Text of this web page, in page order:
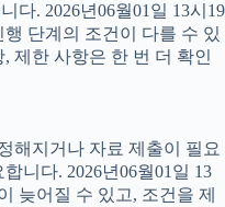
다. 2026년06월01일 13시19
단계의 조건이 다를 수 있
제한 사항은 한 번 더 확인
해지거나 자료 제출이 필요
니다. 2026년06월01일 13
늦어질 수 있고, 조건을 제